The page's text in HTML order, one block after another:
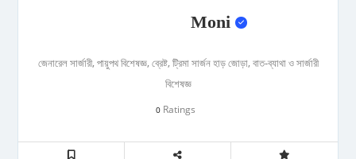
Moni
জেনারেল সার্জারী, পায়ুপথ বিশেষজ্ঞ, ব্রেষ্ট, ট্রিমা সার্জন হাড় জোড়া, বাত-ব্যাথা ও সার্জারী
বিশেষজ্ঞ
0 Ratings